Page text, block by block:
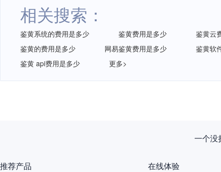
相关搜索：
鉴黄系统的费用是多少 鉴黄费用是多少
鉴黄云
鉴黄的费用是多少
网易鉴黄费用是多少
鉴黄软
鉴黄 api费用是多少
更多>
一个没
推荐产品 在线体验